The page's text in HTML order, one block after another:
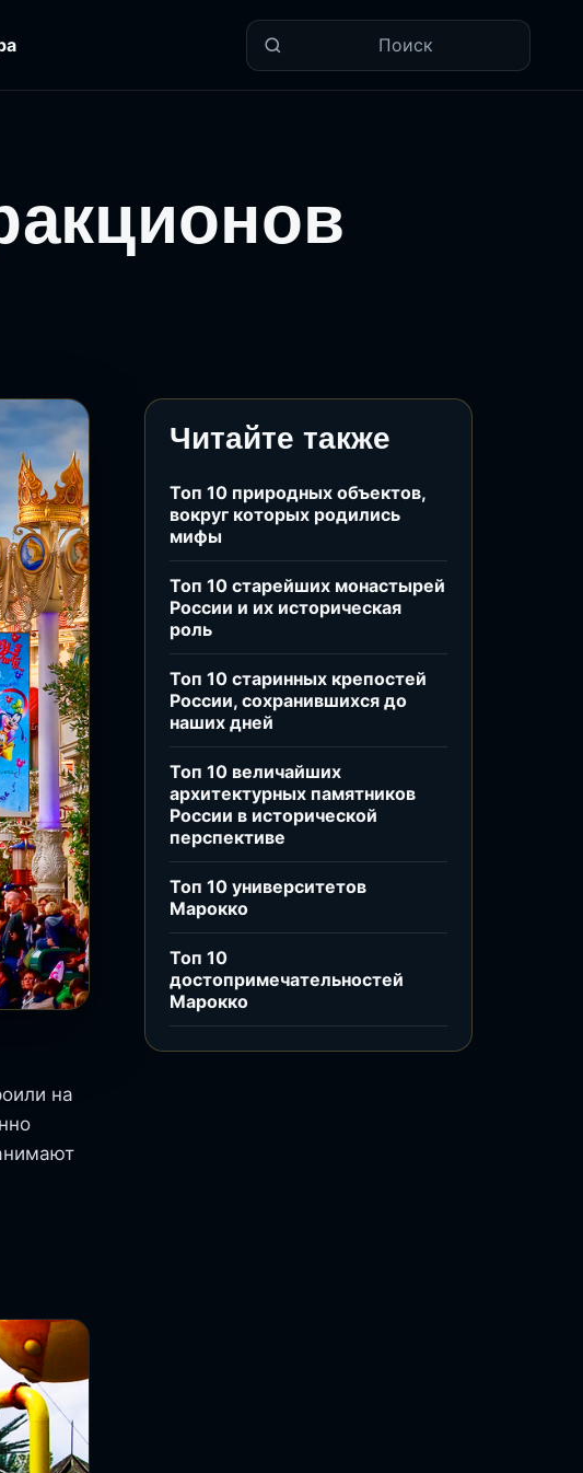
Поиск
на
Читайте также
Топ 10 природных объектов,
вокруг которых родились
мифы
Топ 10 старейших монастырей
России и их историческая
роль
Топ 10 старинных крепостей
России, сохранившихся до
наших дней
Топ 10 величайших
архитектурных памятников
России в исторической
перспективе
Топ 10 университетов
Марокко
Топ 10
достопримечательностей
Марокко